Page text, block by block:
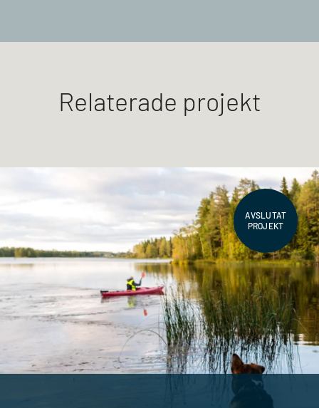
Relaterade projekt
AVSLUTAT
PROJEKT